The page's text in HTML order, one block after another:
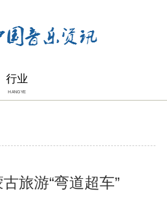
行业
HANGYE
旅游“弯道超车”